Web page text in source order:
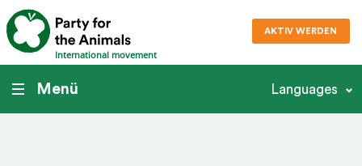
International movement
AKTIV WERDEN
Menü Languages